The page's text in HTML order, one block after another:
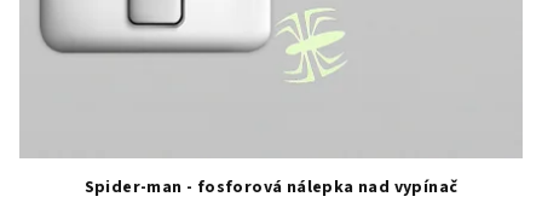
Spider-man - fosforová nálepka nad vypínač